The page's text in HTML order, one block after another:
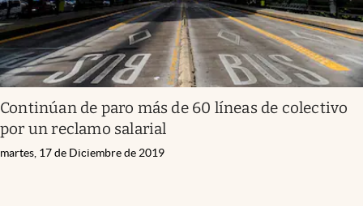
Continúan de paro más de 60 líneas de colectivo
por un reclamo salarial
martes, 17 de Diciembre de 2019